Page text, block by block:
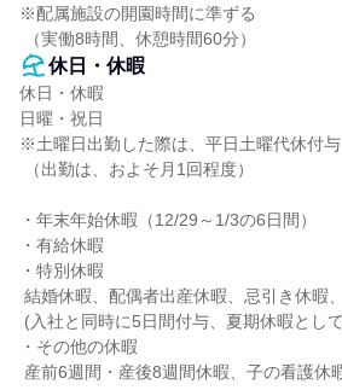
※配属施設の開園時間に準ずる
（実働8時間、休憩時間60分）
休日・休暇
休日・休暇
日曜・祝日
※土曜日出勤した際は、平日土曜代休付与
・年末年始休暇（12/29～1/3の6日間）
・有給休暇
・特別休暇
・その他の休暇